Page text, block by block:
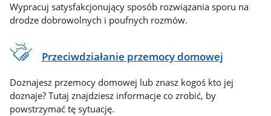
Wypracuj satysfakcjonujący sposób rozwiązania sporu na
drodze dobrowolnych i poufnych rozmów.
Przeciwdziałanie przemocy domowej
Doznajesz przemocy domowej lub znasz kogoś kto jej
doznaje? Tutaj znajdziesz informacje co zrobić, by
powstrzymać tę sytuację.